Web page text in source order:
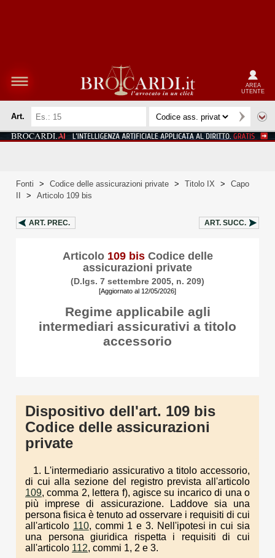
AREA
UTENTE
Art.
Fonti > Codice delle assicurazioni private > Titolo IX >
Capo
> Articolo 109 bis
ART. PREC. ART. SUCC.
Articolo 109 bisCodice delle
assicurazioni private
(D.lgs. 7 settembre 2005, n. 209)
[Aggiornato al 12/05/2026]
Regime applicabile agli
intermediari assicurativi a titolo
accessorio
Dispositivo dell'art. 109 bis
Codice delle assicurazioni
private
1. L'intermediario assicurativo a titolo accessorio,
di cui alla sezione del registro prevista all'articolo
109, comma 2, lettera f), agisce su incarico di una o
più imprese di assicurazione. Laddove sia una
persona fisica è tenuto ad osservare i requisiti di cui
all'articolo 110, commi 1 e 3. Nell'ipotesi in cui sia
una persona giuridica rispetta i requisiti di cui
all'articolo 112, commi 1, 2 e 3.